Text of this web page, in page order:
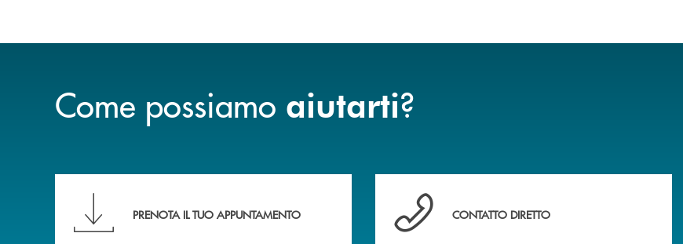
Come possiamo aiutarti?
PRENOTA IL TUO APPUNTAMENTO
Hai bisogno di assistenza immediata? Contattaci .
CONTATTO DIRETTO